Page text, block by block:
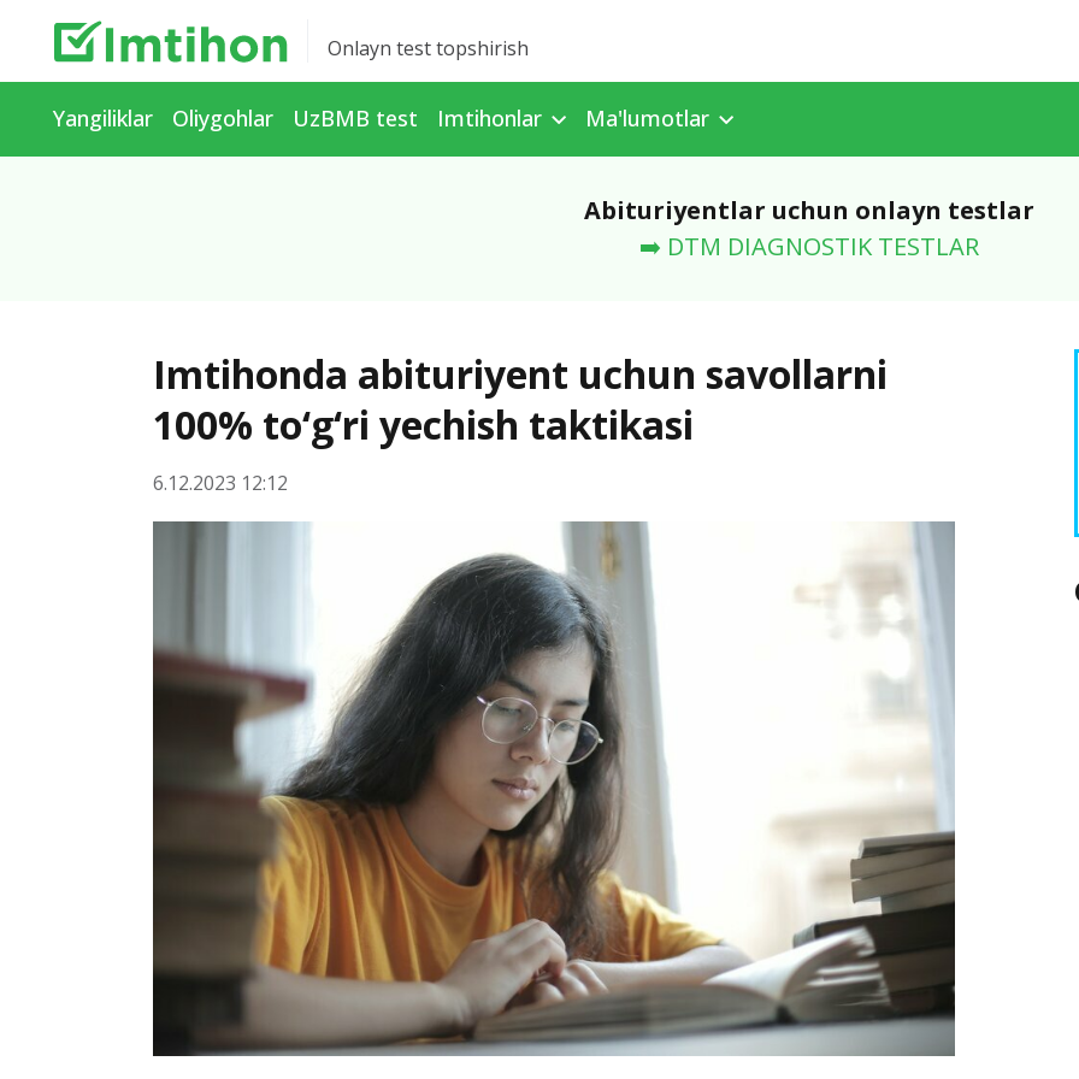
Onlayn test topshirish
Yangiliklar Oliygohlar UzBMB test Imtihonlar Ma'lumotlar
Abituriyentlar uchun onlayn testlar
➡️ DTM DIAGNOSTIK TESTLAR
Imtihonda abituriyent uchun savollarni
100% to‘g‘ri yechish taktikasi
6.12.2023 12:12